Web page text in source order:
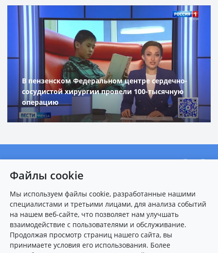
В пензенском Федеральном центре сердечно-
сосудистой хирургии провели 100-тысячную
операцию
О центре
Новости
Пациентам
Карта сайта
Контакты
Файлы cookie
Мы используем файлы cookie, разработанные нашими
специалистами и третьими лицами, для анализа событий
на нашем веб-сайте, что позволяет нам улучшать
взаимодействие с пользователями и обслуживание.
Продолжая просмотр страниц нашего сайта, вы
принимаете условия его использования. Более